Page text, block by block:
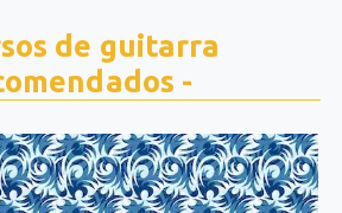
de guitarra
-